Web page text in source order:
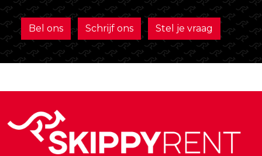
Bel ons Schrijf ons Stel je vraag